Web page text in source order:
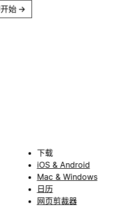
始 →
下载
iOS & Android
Mac & Windows
日历
网页剪裁器